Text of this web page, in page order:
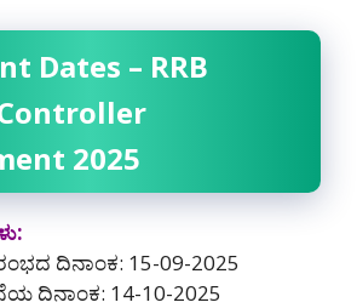
Dates – RRB
2025
ದಿನಾಂಕ: 15-09-2025
ದಿನಾಂಕ: 14-10-2025